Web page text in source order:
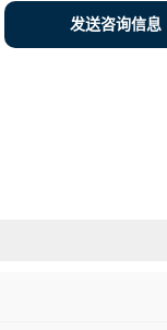
发送咨询信息